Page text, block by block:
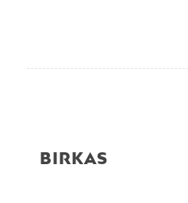
BIRKAS